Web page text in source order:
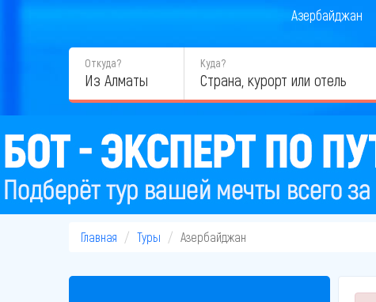
Азербайджан
Откуда?
Из Алматы
Куда?
Главная Туры Азербайджан